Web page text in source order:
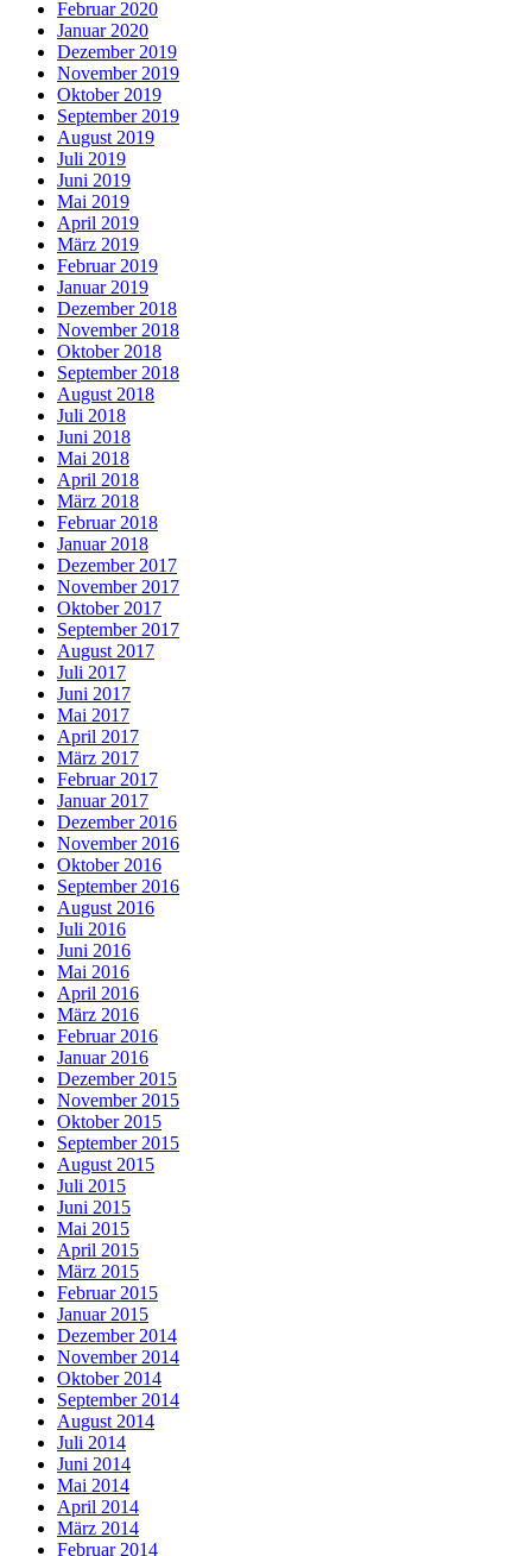
Februar 2020
Januar 2020
Dezember 2019
November 2019
Oktober 2019
September 2019
August 2019
Juli 2019
Juni 2019
Mai 2019
April 2019
März 2019
Februar 2019
Januar 2019
Dezember 2018
November 2018
Oktober 2018
September 2018
August 2018
Juli 2018
Juni 2018
Mai 2018
April 2018
März 2018
Februar 2018
Januar 2018
Dezember 2017
November 2017
Oktober 2017
September 2017
August 2017
Juli 2017
Juni 2017
Mai 2017
April 2017
März 2017
Februar 2017
Januar 2017
Dezember 2016
November 2016
Oktober 2016
September 2016
August 2016
Juli 2016
Juni 2016
Mai 2016
April 2016
März 2016
Februar 2016
Januar 2016
Dezember 2015
November 2015
Oktober 2015
September 2015
August 2015
Juli 2015
Juni 2015
Mai 2015
April 2015
März 2015
Februar 2015
Januar 2015
Dezember 2014
November 2014
Oktober 2014
September 2014
August 2014
Juli 2014
Juni 2014
Mai 2014
April 2014
März 2014
Februar 2014